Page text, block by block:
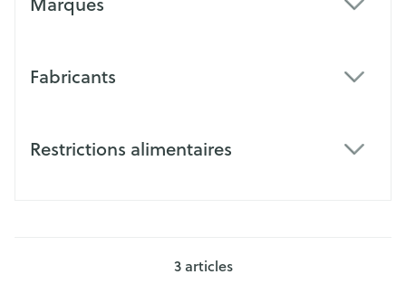
Fabricants
Restrictions alimentaires
3articles